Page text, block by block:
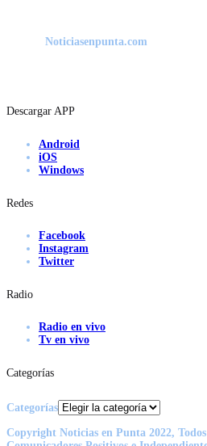
Noticiasenpunta.com
Descargar APP
Android
iOS
Windows
Redes
Facebook
Instagram
Twitter
Radio
Radio en vivo
Tv en vivo
Categorías
Categorías
Copyright Noticias en Punta 2022, Todos